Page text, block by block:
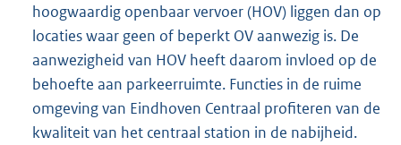
hoogwaardig openbaar vervoer (HOV) liggen dan op
locaties waar geen of beperkt OV aanwezig is. De
aanwezigheid van HOV heeft daarom invloed op de
behoefte aan parkeerruimte. Functies in de ruime
omgeving van Eindhoven Centraal profiteren van de
kwaliteit van het centraal station in de nabijheid.